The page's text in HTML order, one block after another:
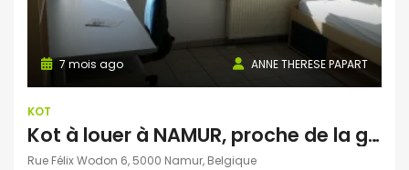
ANNE THERESE PAPART
7 mois ago
KOT
Kot à louer à NAMUR, proche de la gare, du centre ville et des Université et Hautes Ecoles
Rue Félix Wodon 6, 5000 Namur, Belgique